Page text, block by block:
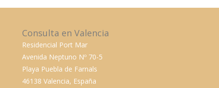
Consulta en Valencia
Residencial Port Mar
Avenida Neptuno Nº 70-5
Playa Puebla de Farnals
46138 Valencia, España